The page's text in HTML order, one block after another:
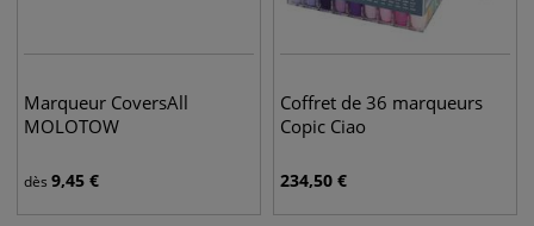
Marqueur CoversAll
MOLOTOW
dès 9,45 €
Coffret de 36 marqueurs
Copic Ciao
234,50 €